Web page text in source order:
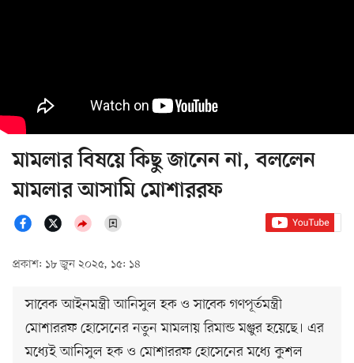
মামলার বিষয়ে কিছু জানেন না, বললেন
মামলার আসামি মোশাররফ
প্রকাশ: ১৮ জুন ২০২৫, ১৫: ১৪
সাবেক আইনমন্ত্রী আনিসুল হক ও সাবেক গণপূর্তমন্ত্রী
মোশাররফ হোসেনের নতুন মামলায় রিমান্ড মঞ্জুর হয়েছে। এর
মধ্যেই আনিসুল হক ও মোশাররফ হোসেনের মধ্যে কুশল